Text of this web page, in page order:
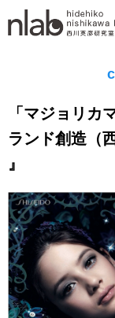
「マジョリ
ランド創造（
』